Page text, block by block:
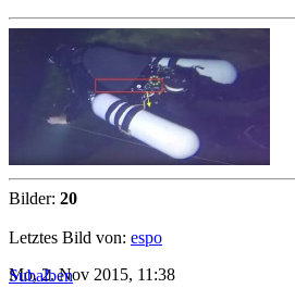
Bilder: 20
Letztes Bild von: espo
Mo, 2. Nov 2015, 11:38
Subalben